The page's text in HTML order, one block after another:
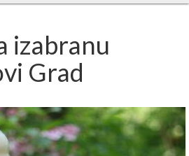
izabranu
Grad